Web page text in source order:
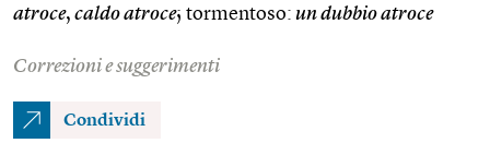
atroce, caldo atroce; tormentoso: un dubbio atroce
Correzioni e suggerimenti
Condividi